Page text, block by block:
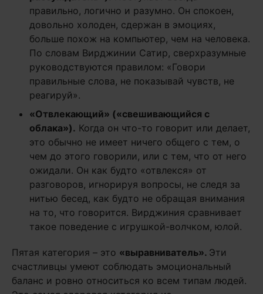
правильно, логично и разумно. Он спокоен,
довольно холоден, сдержан в эмоциях,
больше похож на компьютер, чем на человека.
По словам Вирджинии Сатир, сверхразумные
руководствуются правилом: «Говори
правильные слова, не показывай чувств, не
реагируй».
«Отвлекающий» («свешивающийся с
облака»). Когда он что-то говорит или делает,
это обычно не имеет ничего общего с тем, о
чем до этого говорили, или с тем, что от него
ожидали. Он как будто «отвлекся» от
разговоров, игнорируя вопросы, не следя за
нитью бесед, как будто не обращая внимания
на то, что говорится. Вирджиния сравнивает
такое поведение с игрушкой-волчком, юлой.
Пятая категория – это «выравниватель». Эти
счастливцы умеют соблюдать эмоциональный
баланс и ровно относиться ко всем типам людей.